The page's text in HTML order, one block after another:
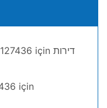
için דירות
için